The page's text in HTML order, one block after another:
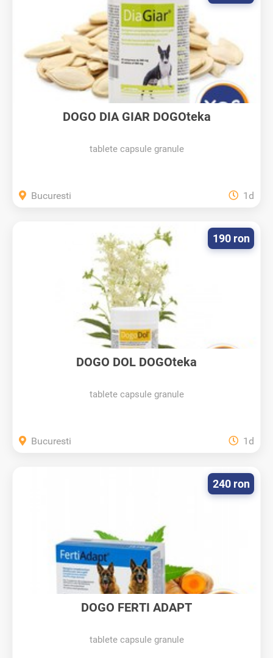
DOGO DIA GIAR DOGOteka
tablete capsule granule
Bucuresti 1d
DOGO DOL DOGOteka
tablete capsule granule
190 ron
Bucuresti 1d
DOGO FERTI ADAPT
tablete capsule granule
240 ron